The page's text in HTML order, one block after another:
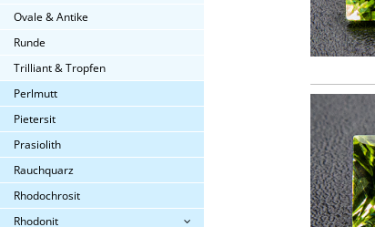
Ovale & Antike
Runde
Trilliant & Tropfen
Perlmutt
Pietersit
Prasiolith
Rauchquarz
Rhodochrosit
Rhodonit